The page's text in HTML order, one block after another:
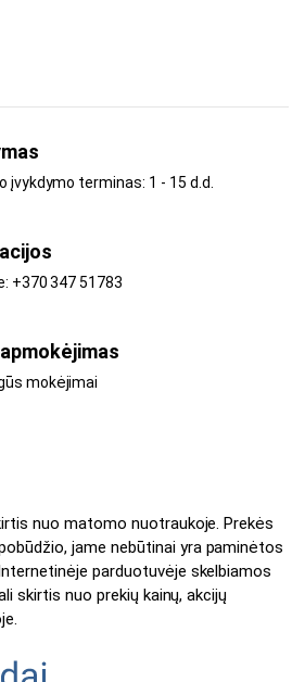
įvykdymo terminas: 1 - 15 d.d.
+370 347 51783
mokėjimai
nuo matomo nuotraukoje. Prekės
jame nebūtinai yra paminėtos
parduotuvėje skelbiamos
skirtis nuo prekių kainų, akcijų